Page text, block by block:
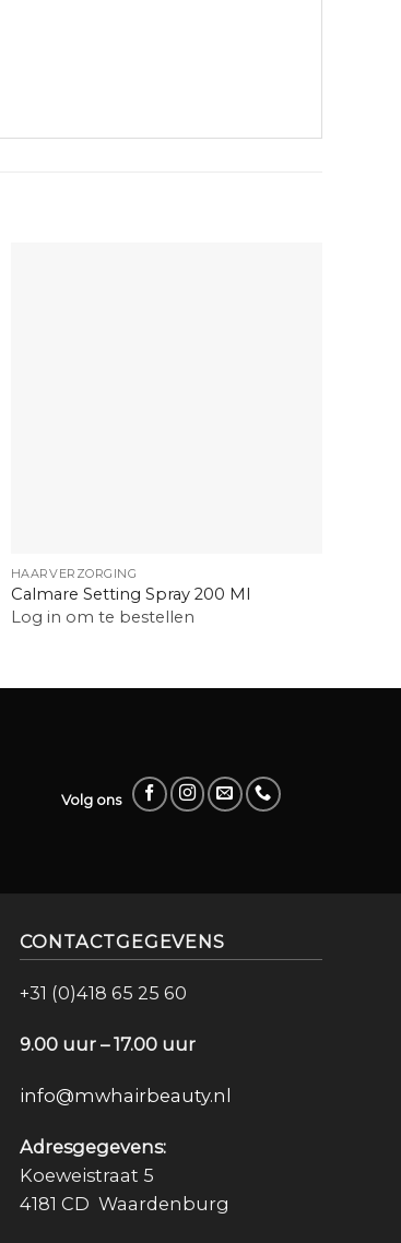
HAARVERZORGING
Calmare Setting Spray 200 Ml
Log in om te bestellen
Volg ons
CONTACTGEGEVENS
+31 (0)418 65 25 60
9.00 uur – 17.00 uur
info@mwhairbeauty.nl
Adresgegevens:
Koeweistraat 5
4181 CD Waardenburg